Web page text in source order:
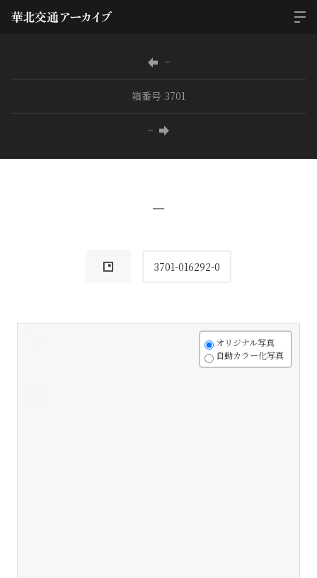
−
箱番号 3701
−
−
3701-016292-0
オリジナル写真
自動カラー化写真